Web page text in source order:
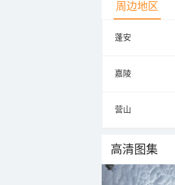
周边地区
蓬安
嘉陵
营山
高清图集